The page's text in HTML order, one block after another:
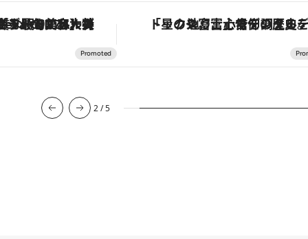
タルデトックス。冨士信仰の歴史を辿り、心身を調える。 【夏限定ディナーコース】旬を迎える稚鮎や花ズッキーニなどをイタリア・トスカーナの郷土料理の手法で満
3/5